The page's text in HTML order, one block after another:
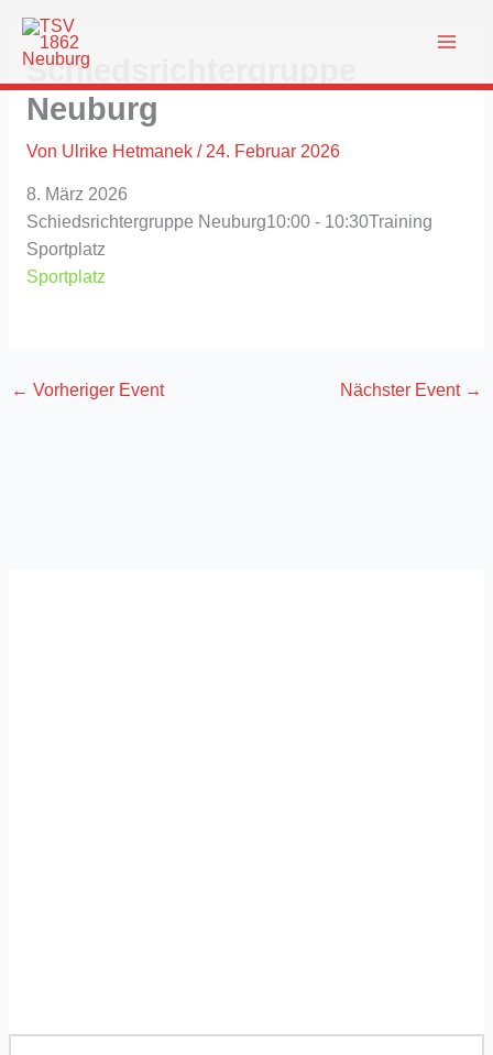
Inhalt
springen
Schiedsrichtergruppe
Neuburg
Von Ulrike Hetmanek / 24. Februar 2026
8. März 2026
Schiedsrichtergruppe Neuburg10:00 - 10:30Training
Sportplatz
Sportplatz
← Vorheriger Event Nächster Event →